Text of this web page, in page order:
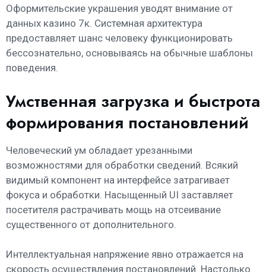
Оформительские украшения уводят внимание от
данных казино 7к. Системная архитектура
предоставляет шанс человеку функционировать
бессознательно, основываясь на обычные шаблоны
поведения.
Умственная загрузка и быстрота
формирования постановлений
Человеческий ум обладает урезанными
возможностями для обработки сведений. Всякий
видимый компонент на интерфейсе затрагивает
фокуса и обработки. Насыщенный UI заставляет
посетителя растрачивать мощь на отсеивание
существенного от дополнительного.
Интеллектуальная напряжение явно отражается на
скорость осуществления постановлений. Настолько